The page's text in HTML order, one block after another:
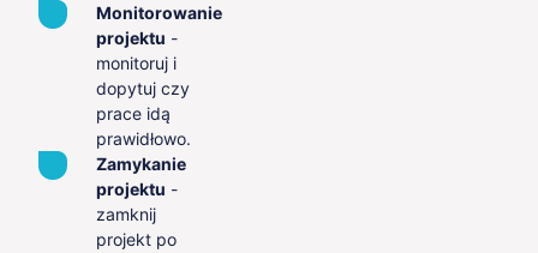
Monitorowanie
projektu -
monitoruj i
dopytuj czy
prace idą
prawidłowo.
Zamykanie
projektu -
zamknij
projekt po